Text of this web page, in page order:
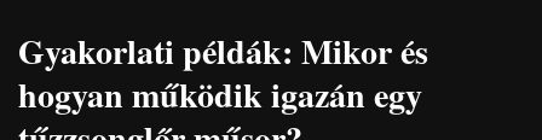
Gyakorlati példák: Mikor és
hogyan működik igazán egy